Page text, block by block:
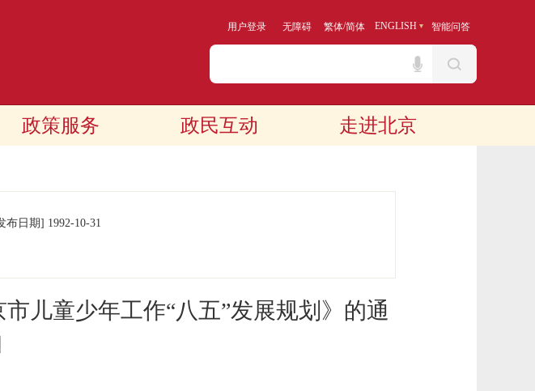
用户登录 无障碍 繁体/简体 ENGLISH 智能问答
政策服务 政民互动 走进北京
布日期] 1992-10-31
儿童少年工作“八五”发展规划》的通